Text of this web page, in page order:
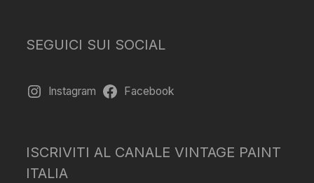
SEGUICI SUI SOCIAL
Instagram Facebook
ISCRIVITI AL CANALE VINTAGE PAINT
ITALIA